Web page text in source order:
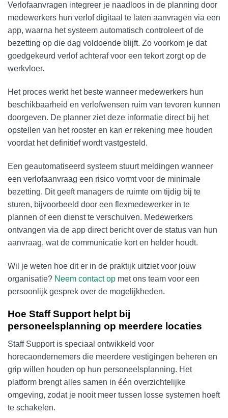
Verlofaanvragen integreer je naadloos in de planning door
medewerkers hun verlof digitaal te laten aanvragen via een
app, waarna het systeem automatisch controleert of de
bezetting op die dag voldoende blijft. Zo voorkom je dat
goedgekeurd verlof achteraf voor een tekort zorgt op de
werkvloer.
Het proces werkt het beste wanneer medewerkers hun
beschikbaarheid en verlofwensen ruim van tevoren kunnen
doorgeven. De planner ziet deze informatie direct bij het
opstellen van het rooster en kan er rekening mee houden
voordat het definitief wordt vastgesteld.
Een geautomatiseerd systeem stuurt meldingen wanneer
een verlofaanvraag een risico vormt voor de minimale
bezetting. Dit geeft managers de ruimte om tijdig bij te
sturen, bijvoorbeeld door een flexmedewerker in te
plannen of een dienst te verschuiven. Medewerkers
ontvangen via de app direct bericht over de status van hun
aanvraag, wat de communicatie kort en helder houdt.
Wil je weten hoe dit er in de praktijk uitziet voor jouw
organisatie? Neem contact op met ons team voor een
persoonlijk gesprek over de mogelijkheden.
Hoe Staff Support helpt bij
personeelsplanning op meerdere locaties
Staff Support is speciaal ontwikkeld voor
horecaondernemers die meerdere vestigingen beheren en
grip willen houden op hun personeelsplanning. Het
platform brengt alles samen in één overzichtelijke
omgeving, zodat je nooit meer tussen losse systemen hoeft
te schakelen.